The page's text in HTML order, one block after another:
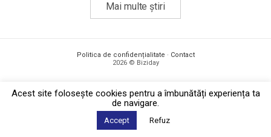
Mai multe știri
Politica de confidențialitate · Contact
2026 © Biziday
Acest site foloseşte cookies pentru a îmbunătăți experiența ta
de navigare.
Accept Refuz